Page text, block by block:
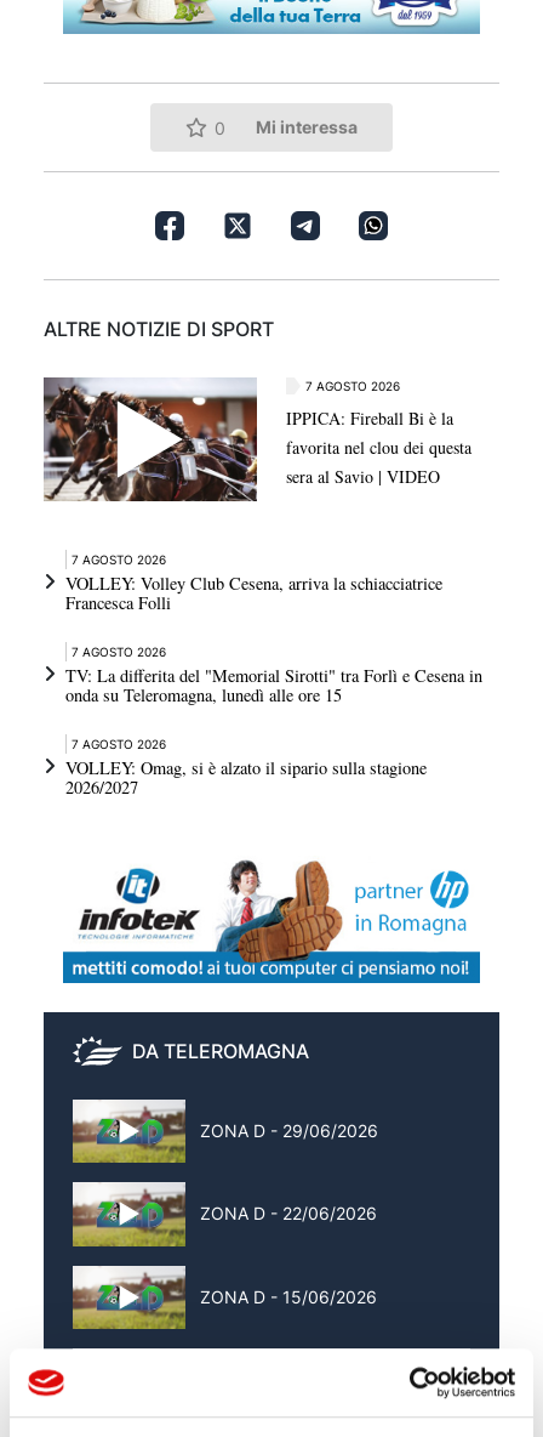
0 Mi interessa
ALTRE NOTIZIE DI SPORT
7 AGOSTO 2026
IPPICA: Fireball Bi è la
favorita nel clou dei questa
sera al Savio | VIDEO
7 AGOSTO 2026
VOLLEY: Volley Club Cesena, arriva la schiacciatrice
Francesca Folli
7 AGOSTO 2026
TV: La differita del "Memorial Sirotti" tra Forlì e Cesena in
onda su Teleromagna, lunedì alle ore 15
7 AGOSTO 2026
VOLLEY: Omag, si è alzato il sipario sulla stagione
2026/2027
DA TELEROMAGNA
ZONA D - 29/06/2026
ZONA D - 22/06/2026
ZONA D - 15/06/2026